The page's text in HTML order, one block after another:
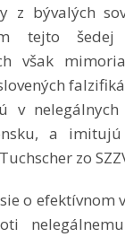
z bývalých
tejto šedej
však
v nelegálnych
a imitujú
zo
o efektívnom